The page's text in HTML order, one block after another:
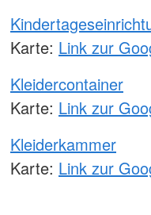
Karte: Link zur
Kleidercontainer
Karte: Link zur
Kleiderkammer
Karte: Link zur